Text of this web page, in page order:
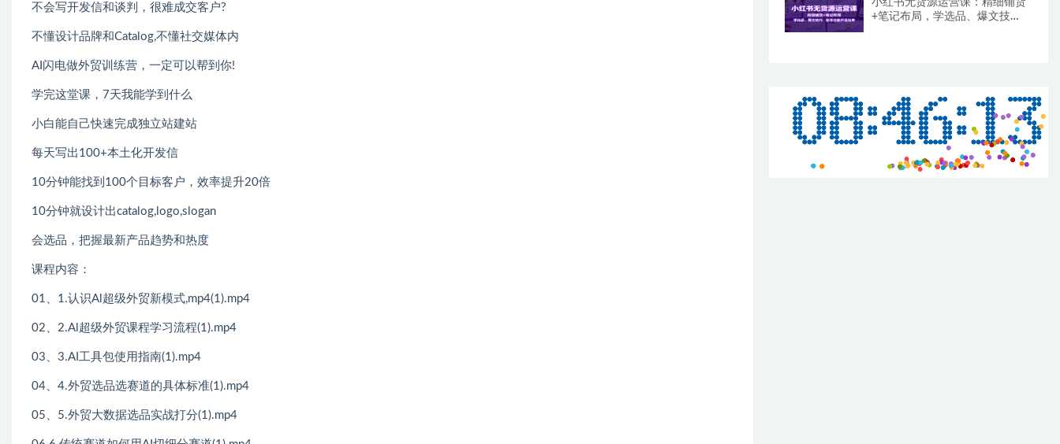
不会写开发信和谈判，很难成交客户?
不懂设计品牌和Catalog,不懂社交媒体内
AI闪电做外贸训练营，一定可以帮到你!
学完这堂课，7天我能学到什么
小白能自己快速完成独立站建站
每天写出100+本土化开发信
10分钟能找到100个目标客户，效率提升20倍
10分钟就设计出catalog,logo,slogan
会选品，把握最新产品趋势和热度
课程内容：
01、1.认识Al超级外贸新模式,mp4(1).mp4
02、2.Al超级外贸课程学习流程(1).mp4
03、3.AI工具包使用指南(1).mp4
04、4.外贸选品选赛道的具体标准(1).mp4
05、5.外贸大数据选品实战打分(1).mp4
+笔记布局，学选品、爆文技